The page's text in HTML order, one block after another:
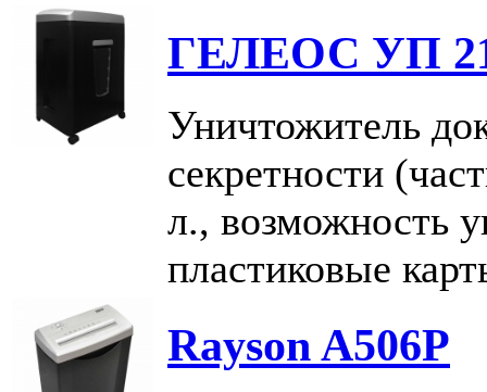
ГЕЛЕОС УП
Уничтожитель
секретности
л., возможность
пластиковые
Rayson A506P